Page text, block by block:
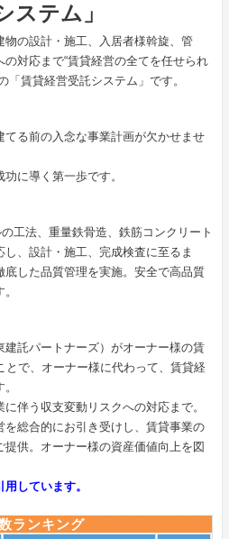
ステム」
の設計・施工、入居者様斡旋、管
対応まで“賃貸経営の全てを任せられ
賃貸経営受託システム」です。
る前の入念な事業計画が欠かせませ
に導く第一歩です。
工法、重量鉄骨造、鉄筋コンクリート
、設計・施工、完成検査に至るま
した品質管理を実施。安全で高品質
託パートナーズ）がオーナー様の賃
とで、オーナー様に代わって、賃貸経
伴う収支変動リスクへの対応まで。
総合的にお引き受けし、賃貸事業の
供。オーナー様の資産価値向上を図
しています。
ランキング